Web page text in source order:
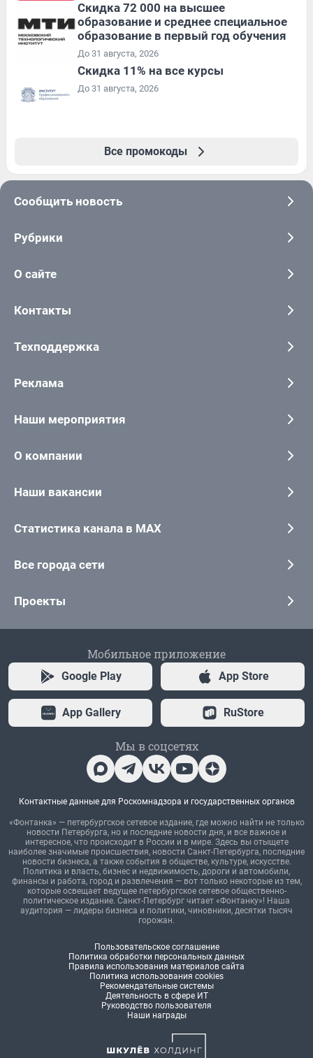
Скидка 72 000 на высшее
образование и среднее специальное
образование в первый год обучения
До 31 августа, 2026
Скидка 11% на все курсы
До 31 августа, 2026
Все промокоды
Сообщить новость
Рубрики
О сайте
Контакты
Техподдержка
Реклама
Наши мероприятия
О компании
Наши вакансии
Статистика канала в MAX
Все города сети
Проекты
Мобильное приложение
Google Play App Store
App Gallery RuStore
Мы в соцсетях
Контактные данные для Роскомнадзора и государственных органов
«Фонтанка» — петербургское сетевое издание, где можно найти не только
новости Петербурга, но и последние новости дня, и все важное и
интересное, что происходит в России и в мире. Здесь вы отыщете
наиболее значимые происшествия, новости Санкт-Петербурга, последние
новости бизнеса, а также события в обществе, культуре, искусстве.
Политика и власть, бизнес и недвижимость, дороги и автомобили,
финансы и работа, город и развлечения — вот только некоторые из тем,
которые освещает ведущее петербургское сетевое общественно-
политическое издание. Санкт-Петербург читает «Фонтанку»! Наша
аудитория — лидеры бизнеса и политики, чиновники, десятки тысяч
горожан.
Пользовательское соглашение
Политика обработки персональных данных
Правила использования материалов сайта
Политика использования cookies
Рекомендательные системы
Деятельность в сфере ИТ
Руководство пользователя
Наши награды